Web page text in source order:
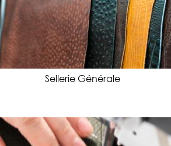
Sellerie Générale